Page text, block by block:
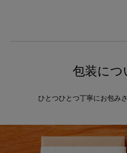
包装につ
ひとつひとつ丁寧にお包み